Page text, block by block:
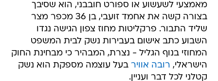
מאמצעי לשעשוע או ספורט חובבני, הוא שסיבך
בצורה קשה את אחמד זועבי, בן 36 מכפר מצר
שליד התבור. פרקליטות מחוז צפון הגישה נגדו
השבוע כתב אישום בעבירות נשק לבית המשפט
המחוזי בנוף הגליל - נצרת, המבהיר כי מבחינת החוק
הישראלי, רובה אוויר בעל עוצמה מספקת הוא נשק
קטלני לכל דבר ועניין.